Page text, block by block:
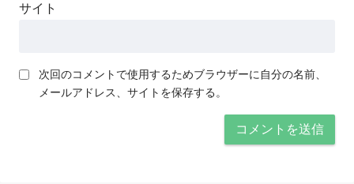
サイト
次回のコメントで使用するためブラウザーに自分の名前、
メールアドレス、サイトを保存する。